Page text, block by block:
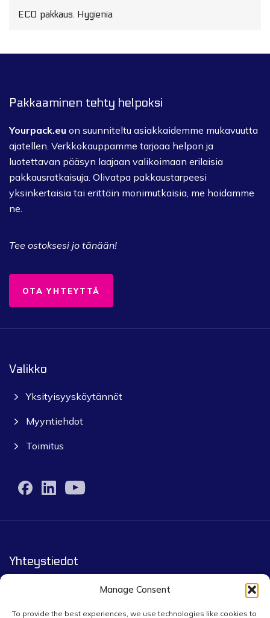
Manage Consent
To provide the best experiences, we use technologies like cookies to
ECO pakkaus. Hygienia
Pakkaaminen tehty helpoksi
Yourpack.eu on suunniteltu asiakkaidemme mukavuutta
ajatellen. Verkkokauppamme tarjoaa helpon ja
luotettavan pääsyn laajaan valikoimaan erilaisia ​​
pakkausratkaisuja. Olivatpa pakkaustarpeesi
yksinkertaisia ​​tai erittäin monimutkaisia, me hoidamme
ne.
Tee ostoksesi jo tänään!
OTA YHTEYTTÄ
Valikko
Yksityisyyskäytännöt
Myyntiehdot
Toimitus
Yhteystiedot
Yourpack.eu by Infigo Group co.
Leopoldstrasse 244, 80807 Munich